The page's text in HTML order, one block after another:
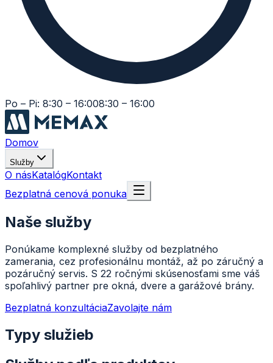
Po – Pi: 8:30 – 16:008:30 – 16:00
Domov
Služby
O násKatalógKontakt
Bezplatná cenová ponuka
Naše služby
Ponúkame komplexné služby od bezplatného
zamerania, cez profesionálnu montáž, až po záručný a
pozáručný servis. S 22 ročnými skúsenosťami sme váš
spoľahlivý partner pre okná, dvere a garážové brány.
Bezplatná konzultáciaZavolajte nám
Typy služieb